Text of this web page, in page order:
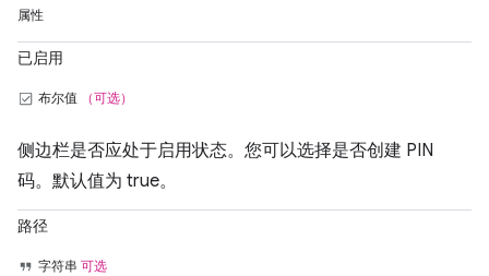
属性
已启用
布尔值 （可选）
侧边栏是否应处于启用状态。您可以选择是否创建 PIN
码。默认值为 true。
路径
字符串 可选